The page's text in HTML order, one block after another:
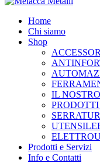
Home
Chi siamo
Shop
IL
Prodotti e Servizi
Info e Contatti